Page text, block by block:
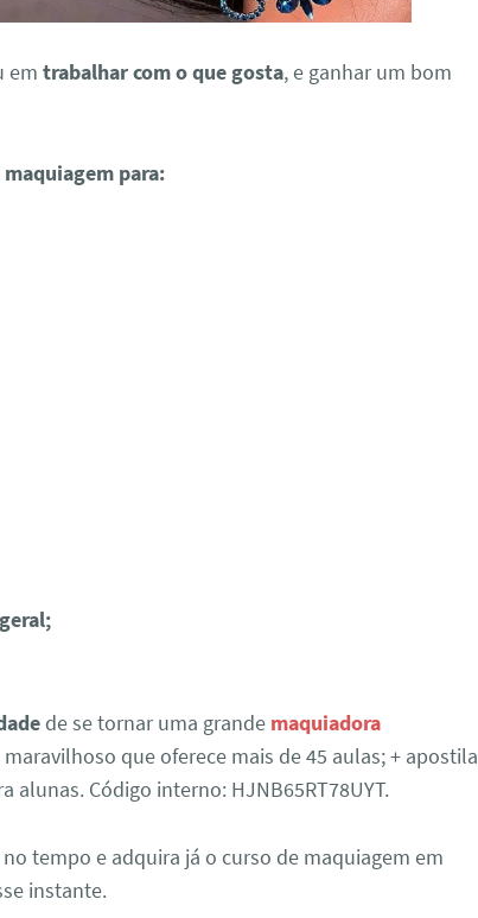
emtrabalhar com o que gosta, e ganhar um bom
para:
de se tornar uma grande maquiadora
que oferece mais de 45 aulas; + apostila
alunas. Código interno: HJNB65RT78UYT.
tempo e adquira já o curso de maquiagem em
instante.